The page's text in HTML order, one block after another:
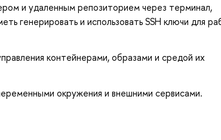
и удаленным репозиторием через терминал,
генерировать и использовать SSH ключи для
контейнерами, образами и средой их
окружения и внешними сервисами.